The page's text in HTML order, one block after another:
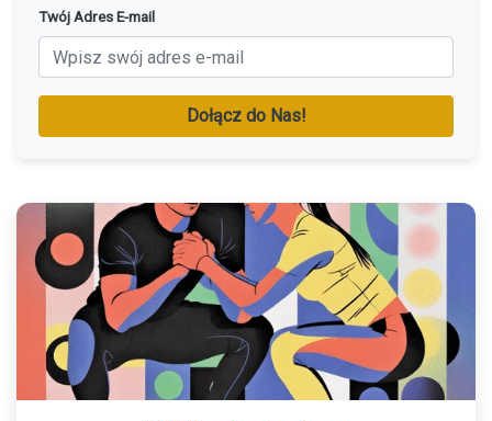
Twój Adres E-mail
Dołącz do Nas!